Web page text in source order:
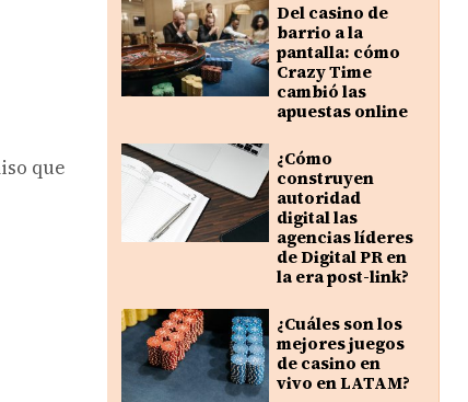
que
Del casino de
barrio a la
pantalla: cómo
Crazy Time
cambió las
apuestas online
¿Cómo
construyen
autoridad
digital las
agencias líderes
de Digital PR en
la era post-link?
¿Cuáles son los
mejores juegos
de casino en
vivo en LATAM?